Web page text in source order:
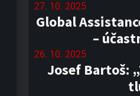
27. 10. 2025
Global
–
26. 10. 2025
Josef Bartoš: